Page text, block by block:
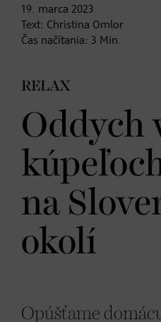
19. marca 2023
Text: Christina Omlor
Čas načítania: 3 Min.
RELAX
Oddych
na
okolí
Opúšťame